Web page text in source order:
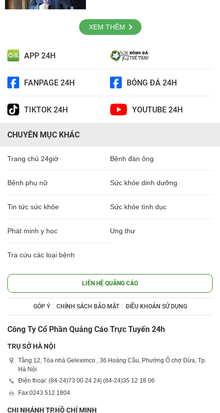
XEM THÊM
APP 24H
FANPAGE 24H BÓNG ĐÁ 24H
TIKTOK 24H YOUTUBE 24H
CHUYÊN MỤC KHÁC
Trang chủ 24giờ Bệnh đàn ông
Bệnh phụ nữ Sức khỏe dinh dưỡng
Tin tức sức khỏe Sức khỏe tình dục
Phát minh y học Ung thư
Tra cứu các loại bệnh
LIÊN HỆ QUẢNG CÁO
GÓP Ý CHÍNH SÁCH BẢO MẬT ĐIỀU KHOẢN SỬ DỤNG
Công Ty Cổ Phần Quảng Cáo Trực Tuyến 24h
TRỤ SỞ HÀ NỘI
Tầng 12, Tòa nhà Geleximco , 36 Hoàng Cầu, Phường Ô chợ Dừa, Tp.
Hà Nội
Điện thoại: (84-24)73 00 24 24 | (84-24)35 12 18 06
Fax:0243 512 1804
CHI NHÁNH TP.HỒ CHÍ MINH